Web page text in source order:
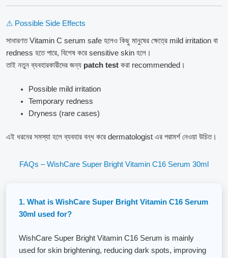
⚠ Possible Side Effects
সাধারণত Vitamin C serum safe হলেও কিছু মানুষের ক্ষেত্রে mild irritation বা
redness হতে পারে, বিশেষ করে sensitive skin হলে।
তাই নতুন ব্যবহারকারীদের জন্য patch test করা recommended।
Possible mild irritation
Temporary redness
Dryness (rare cases)
এই ধরনের সমস্যা হলে ব্যবহার বন্ধ করে dermatologist এর পরামর্শ নেওয়া উচিত।
FAQs – WishCare Super Bright Vitamin C16 Serum 30ml
1. What is WishCare Super Bright Vitamin C16 Serum
30ml used for?
WishCare Super Bright Vitamin C16 Serum is mainly
used for skin brightening, reducing dark spots, improving